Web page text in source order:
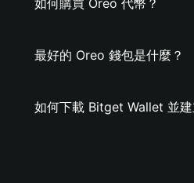
如何購買 Oreo 代幣？
最好的 Oreo 錢包是什麼？
如何下載 Bitget Wallet 並